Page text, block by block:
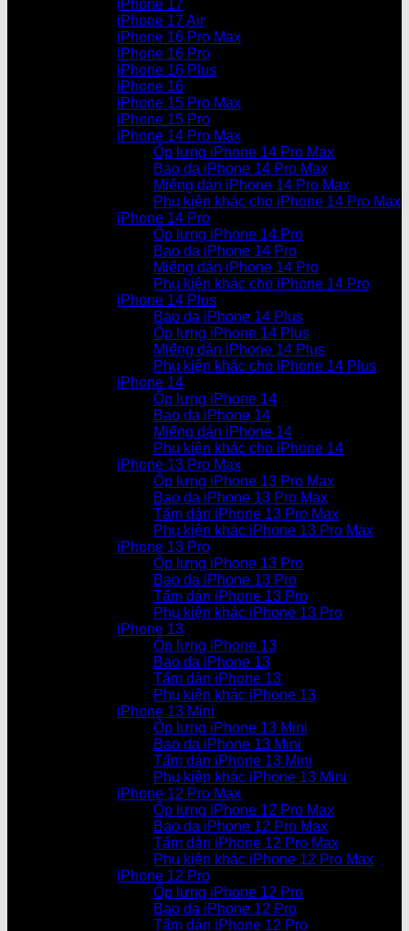
iPhone 17
iPhone 17 Air
iPhone 16 Pro Max
iPhone 16 Pro
iPhone 16 Plus
iPhone 16
iPhone 15 Pro Max
iPhone 15 Pro
iPhone 14 Pro Max
Ốp lưng iPhone 14 Pro Max
Bao da iPhone 14 Pro Max
Miếng dán iPhone 14 Pro Max
Phụ kiện khác cho iPhone 14 Pro Max
iPhone 14 Pro
Ốp lưng iPhone 14 Pro
Bao da iPhone 14 Pro
Miếng dán iPhone 14 Pro
Phụ kiện khác cho iPhone 14 Pro
iPhone 14 Plus
Bao da iPhone 14 Plus
Ốp lưng iPhone 14 Plus
Miếng dán iPhone 14 Plus
Phụ kiện khác cho iPhone 14 Plus
iPhone 14
Ốp lưng iPhone 14
Bao da iPhone 14
Miếng dán iPhone 14
Phụ kiện khác cho iPhone 14
iPhone 13 Pro Max
Ốp lưng iPhone 13 Pro Max
Bao da iPhone 13 Pro Max
Tấm dán iPhone 13 Pro Max
Phụ kiện khác iPhone 13 Pro Max
iPhone 13 Pro
Ốp lưng iPhone 13 Pro
Bao da iPhone 13 Pro
Tấm dán iPhone 13 Pro
Phụ kiện khác iPhone 13 Pro
iPhone 13
Ốp lưng iPhone 13
Bao da iPhone 13
Tấm dán iPhone 13
Phụ kiện khác iPhone 13
iPhone 13 Mini
Ốp lưng iPhone 13 Mini
Bao da iPhone 13 Mini
Tấm dán iPhone 13 Mini
Phụ kiện khác iPhone 13 Mini
iPhone 12 Pro Max
Ốp lưng iPhone 12 Pro Max
Bao da iPhone 12 Pro Max
Tấm dán iPhone 12 Pro Max
Phụ kiện khác iPhone 12 Pro Max
iPhone 12 Pro
Ốp lưng iPhone 12 Pro
Bao da iPhone 12 Pro
Tấm dán iPhone 12 Pro